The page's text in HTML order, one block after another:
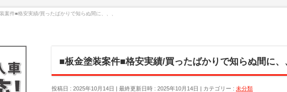
案件■格安実績/買ったばかりで知らぬ間に、、、
■板金塗装案件■格安実績/買ったばかりで知らぬ間に、
投稿日 : 2025年10月14日 最終更新日時 : 2025年10月14日 カテゴリー : 未分類